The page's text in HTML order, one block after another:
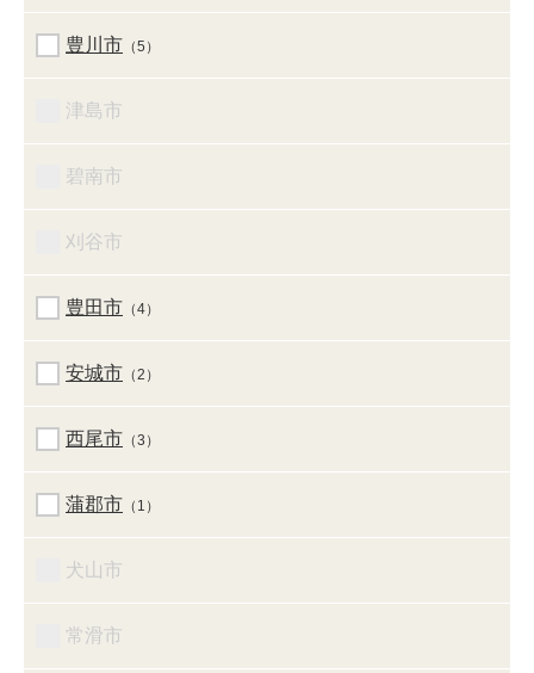
豊川市 （5）
津島市
碧南市
刈谷市
豊田市 （4）
安城市 （2）
西尾市 （3）
蒲郡市 （1）
犬山市
常滑市